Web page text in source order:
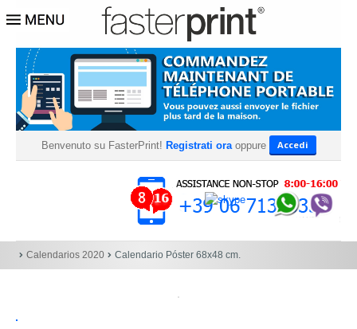
Benvenuto su FasterPrint! Registrati oraoppure Accedi
Calendarios 2020 Calendario Póster 68x48 cm.